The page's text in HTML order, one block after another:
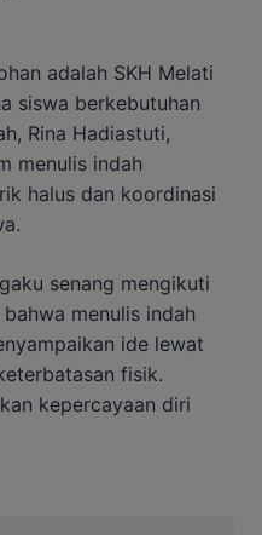
adalah SKH Melati
siswa berkebutuhan
Rina Hadiastuti,
menulis indah
halus dan koordinasi
senang mengikuti
menulis indah
ide lewat
fisik.
kepercayaan diri